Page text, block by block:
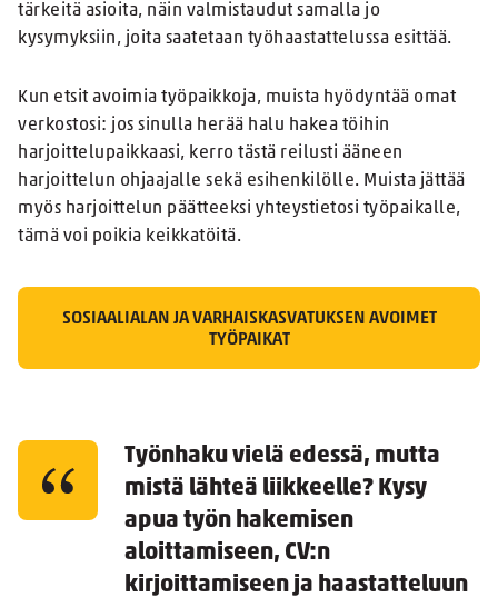
tärkeitä asioita, näin valmistaudut samalla jo
kysymyksiin, joita saatetaan työhaastattelussa esittää.
Kun etsit avoimia työpaikkoja, muista hyödyntää omat
verkostosi: jos sinulla herää halu hakea töihin
harjoittelupaikkaasi, kerro tästä reilusti ääneen
harjoittelun ohjaajalle sekä esihenkilölle. Muista jättää
myös harjoittelun päätteeksi yhteystietosi työpaikalle,
tämä voi poikia keikkatöitä.
SOSIAALIALAN JA VARHAISKASVATUKSEN AVOIMET
TYÖPAIKAT
Työnhaku vielä edessä, mutta
mistä lähteä liikkeelle? Kysy
apua työn hakemisen
aloittamiseen, CV:n
kirjoittamiseen ja haastatteluun